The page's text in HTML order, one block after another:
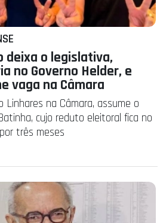
deixa o legislativa,
no Governo Helder, e
vaga na Câmara
Linhares na Câmara, assume o
cujo reduto eleitoral fica no
três meses